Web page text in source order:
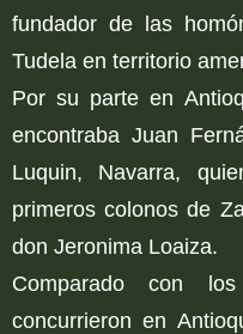
fundador de las
Tudela en territorio
Por su parte en
encontraba Juan
Luquin, Navarra,
primeros colonos de
don Jeronima Loaiza.
Comparado con
concurrieron en